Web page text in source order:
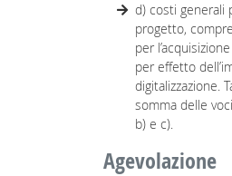
d) costi generali
progetto,
per
per effetto
digitalizzazione.
somma delle
b) e c).
Agevolazione